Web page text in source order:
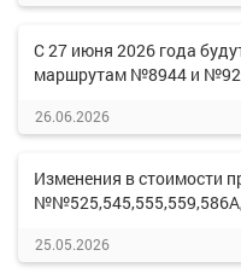
С 27 июня 2026 года
маршрутам №8944 и
26.06.2026
Изменения в стоимости
25.05.2026